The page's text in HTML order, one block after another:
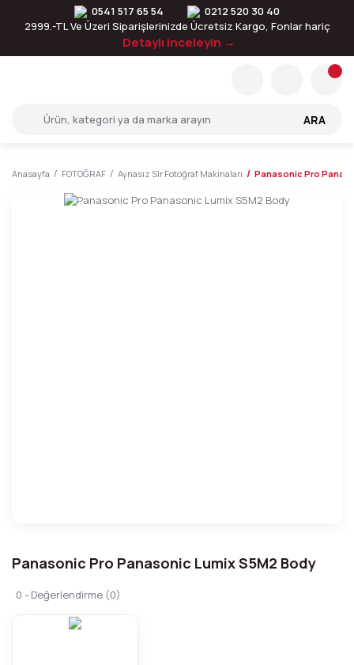
0541 517 65 54
0212 520 30 40
2999.-TL Ve Üzeri Siparişlerinizde Ücretsiz Kargo, Fonlar hariç
Detaylı inceleyin →
ARA
Anasayfa FOTOĞRAF Aynasız Slr Fotoğraf Makinaları Panasonic Pro
Panasonic Pro Panasonic Lumix S5M2 Body
0 - Değerlendirme (0)